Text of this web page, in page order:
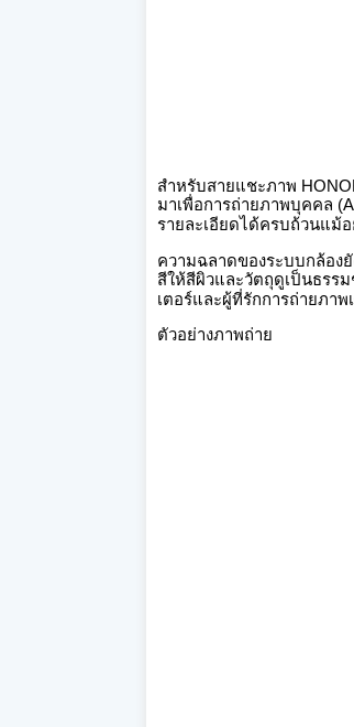
สำหรับสายแชะภาพ
มาเพื่อการถ่ายภาพบุคคล
รายละเอียดได้ครบถ้วนแม้
ความฉลาดของระบบกล้อง
สีให้สีผิวและวัตถุดูเป็นธรร
เตอร์และผู้ที่รักการถ่ายภา
ตัวอย่างภาพถ่าย